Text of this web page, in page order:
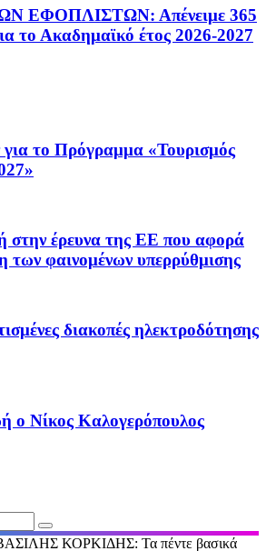
ΕΦΟΠΛΙΣΤΩΝ: Απένειμε 365
Ακαδημαϊκό έτος 2026-2027
το Πρόγραμμα «Τουρισμός
έρευνα της ΕΕ που αφορά
των φαινομένων υπερρύθμισης
διακοπές ηλεκτροδότησης
ο Νίκος Καλογερόπουλος
ΚΟΡΚΙΔΗΣ: Τα πέντε βασικά